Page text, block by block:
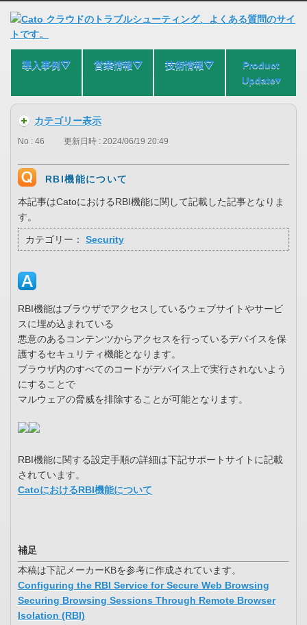
導入事例⛛ 営業情報⛛ 技術情報⛛
Product
Update▾
カテゴリー表示
No : 46 更新日時 : 2024/06/19 20:49
RBI機能について
本記事はCatoにおけるRBI機能に関して記載した記事となりま
す。
カテゴリー： Security
RBI機能はブラウザでアクセスしているウェブサイトやサービ
スに埋め込まれている
悪意のあるコンテンツからアクセスを行っているデバイスを保
護するセキュリティ機能となります。
ブラウザ内のすべてのコードがデバイス上で実行されないよう
にすることで
マルウェアの脅威を排除することが可能となります。
RBI機能に関する設定手順の詳細は下記サポートサイトに記載
されています。
CatoにおけるRBI機能について
補足
本稿は下記メーカーKBを参考に作成されています。
Configuring the RBI Service for Secure Web Browsing
Securing Browsing Sessions Through Remote Browser
Isolation (RBI)